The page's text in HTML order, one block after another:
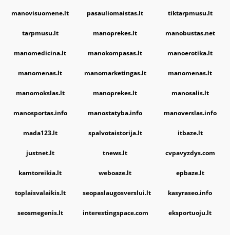
manovisuomene.lt pasauliomaistas.lt tiktarpmusu.lt
tarpmusu.lt manoprekes.lt manobustas.net
manomedicina.lt manokompasas.lt manoerotika.lt
manomenas.lt manomarketingas.lt manomenas.lt
manomokslas.lt manoprekes.lt manosalis.lt
manosportas.info manostatyba.info manoverslas.info
mada123.lt spalvotaistorija.lt itbaze.lt
justnet.lt tnews.lt cvpavyzdys.com
kamtoreikia.lt weboaze.lt epbaze.lt
toplaisvalaikis.lt seopaslaugosverslui.lt kasyraseo.info
seosmegenis.lt interestingspace.com eksportuoju.lt